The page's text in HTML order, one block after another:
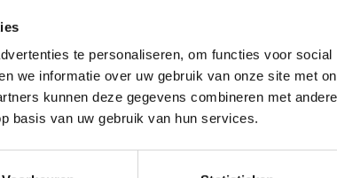
te personaliseren, om functies voor
we informatie over uw gebruik van onze site met
kunnen deze gegevens combineren met
basis van uw gebruik van hun services.
bereikbaar via de inrit
hoogte van nummer 40.
pistes zich
van ons centrum.